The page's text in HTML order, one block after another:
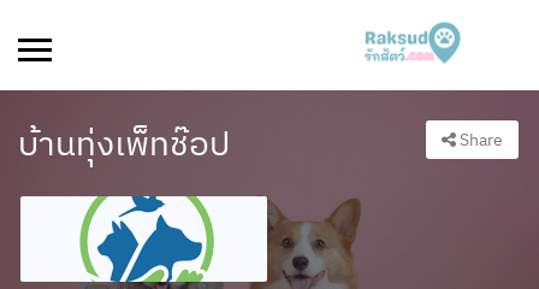
บ้านทุ่งเพ็ทช๊อป Share